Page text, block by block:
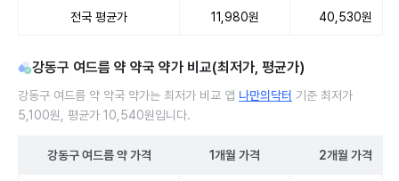
전국 평균가 11,980원 40,530원
강동구 여드름 약 약국 약가 비교(최저가, 평균가)
강동구 여드름 약 약국 약가는 최저가 비교 앱 나만의닥터 기준 최저가
5,100원, 평균가 10,540원입니다.
강동구 여드름 약가격 1개월 가격 2개월 가격